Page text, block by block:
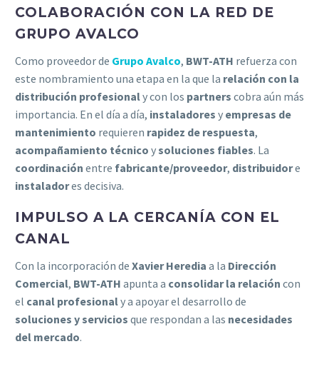
COLABORACIÓN CON LA RED DE
GRUPO AVALCO
Como proveedor de Grupo Avalco, BWT-ATH refuerza con
este nombramiento una etapa en la que la relación con la
distribución profesionaly con los partners cobra aún más
importancia. En el día a día, instaladores y empresas de
mantenimiento requieren rapidez de respuesta,
acompañamiento técnico ysoluciones fiables. La
coordinación entre fabricante/proveedor, distribuidore
instaladores decisiva.
IMPULSO A LA CERCANÍA CON EL
CANAL
Con la incorporación de Xavier Heredia a la Dirección
Comercial, BWT-ATH apunta a consolidar la relación con
el canal profesionaly a apoyar el desarrollo de
soluciones y servicios que respondan a las necesidades
del mercado.